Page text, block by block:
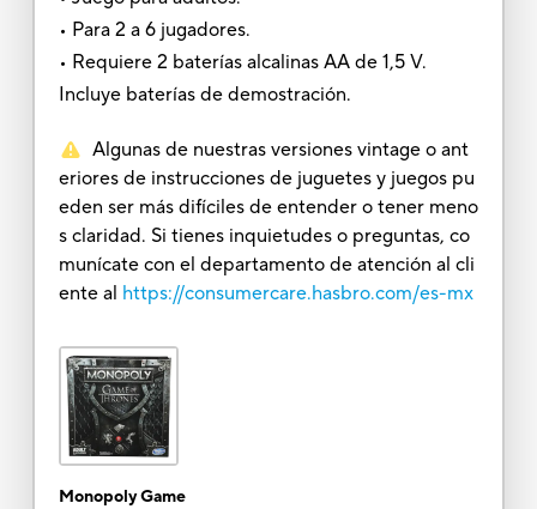
• Para 2 a 6 jugadores.
• Requiere 2 baterías alcalinas AA de 1,5 V.
Incluye baterías de demostración.
Algunas de nuestras versiones vintage o ant
eriores de instrucciones de juguetes y juegos pu
eden ser más difíciles de entender o tener meno
s claridad. Si tienes inquietudes o preguntas, co
munícate con el departamento de atención al cli
ente al https://consumercare.hasbro.com/es-mx
Monopoly Game